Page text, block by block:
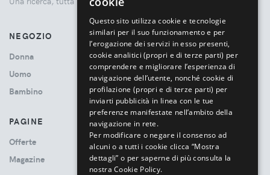
NEGOZIO
Donna
Uomo
Bambino
PAGINE
Offerte
Magazine
Questo sito utilizza cookie e tecnologie
similari per il suo funzionamento e per
l’erogazione dei servizi in esso presenti,
cookie analitici (propri e di terze parti) per
comprendere e migliorare l’esperienza di
navigazione dell’utente, nonché cookie di
profilazione (propri e di terze parti) per
inviarti pubblicità in linea con le tue
preferenze manifestate nell’ambito della
navigazione in rete.
Per modificare o negare il consenso ad
alcuni o a tutti i cookie clicca “Mostra
dettagli” o per saperne di più consulta la
nostra Cookie Policy.